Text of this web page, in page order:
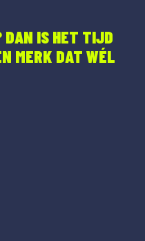
IS HET TIJD
MERK DAT WÉL